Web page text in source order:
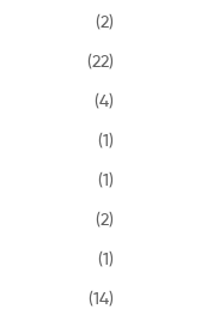
(2)
(22)
(4)
(1)
(1)
(2)
(1)
(14)